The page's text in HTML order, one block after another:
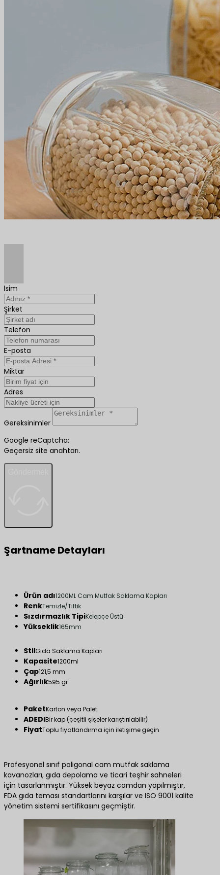
İsim
Şirket
Telefon
E-posta
Miktar
Adres
Gereksinimler
Google reCaptcha:
Geçersiz site anahtarı.
Şartname Detayları
Ürün adı1200ML Cam Mutfak Saklama Kapları
RenkTemizle/Tiftik
Sızdırmazlık TipiKelepçe Üstü
Yükseklik165mm
StilGıda Saklama Kapları
Kapasite1200ml
Çap121,5 mm
Ağırlık595 gr
PaketKarton veya Palet
ADEDIBir kap (çeşitli şişeler karıştırılabilir)
FiyatToplu fiyatlandırma için iletişime geçin
Profesyonel sınıf poligonal cam mutfak saklama
kavanozları, gıda depolama ve ticari teşhir sahneleri
için tasarlanmıştır. Yüksek beyaz camdan yapılmıştır,
FDA gıda teması standartlarını karşılar ve ISO 9001 kalite
yönetim sistemi sertifikasını geçmiştir.